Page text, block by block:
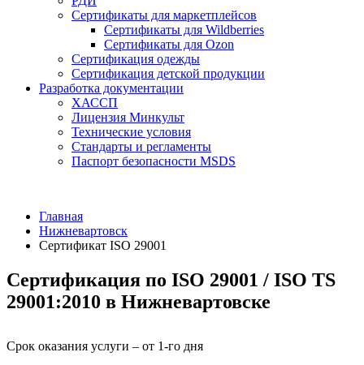
Сертификаты для маркетплейсов
Сертификаты для Wildberries
Сертификаты для Ozon
Сертификация одежды
Сертификация детской продукции
Разработка документации
ХАССП
Лицензия Минкульт
Технические условия
Стандарты и регламенты
Паспорт безопасности MSDS
Главная
Нижневартовск
Сертификат ISO 29001
Сертификация по ISO 29001 / ISO TS
29001:2010 в Нижневартовске
Срок оказания услуги – от 1-го дня